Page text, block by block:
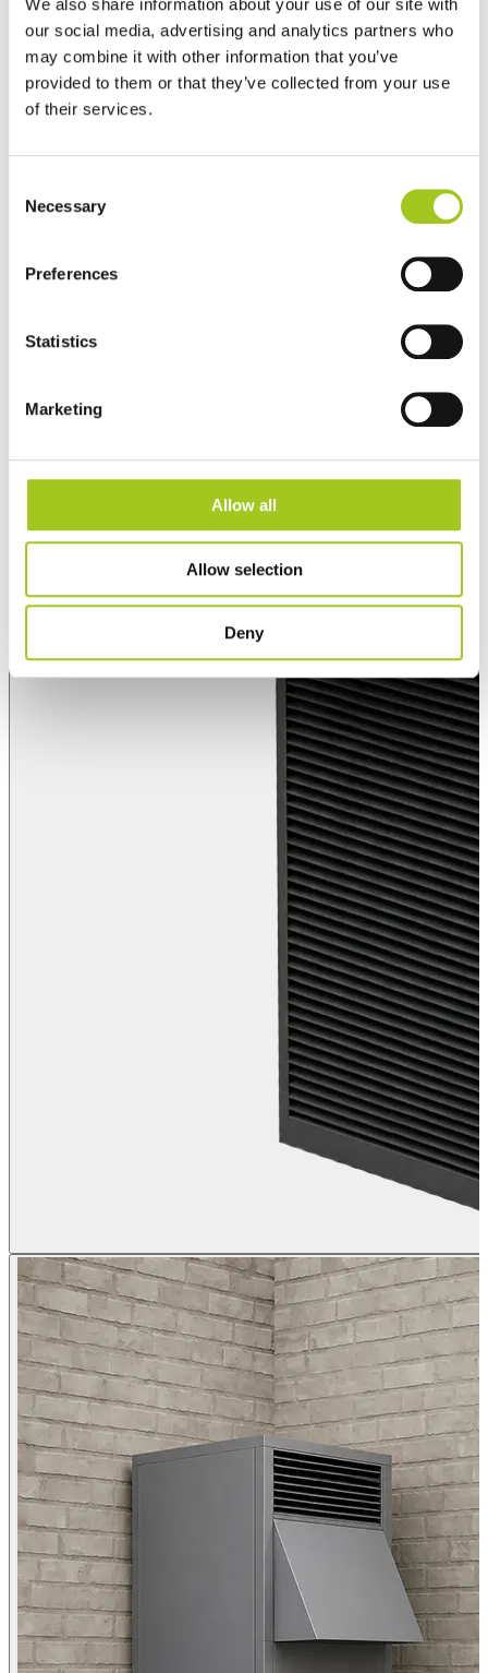
We also share information about your use of our site with
our social media, advertising and analytics partners who
may combine it with other information that you’ve
provided to them or that they’ve collected from your use
of their services.
Selection
Necessary
Preferences
Statistics
Marketing
Allow all
Allow selection
Deny